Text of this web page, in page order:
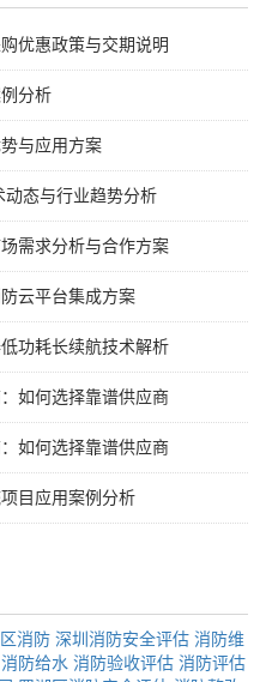
优惠政策与交期说明
分析
与应用方案
态与行业趋势分析
需求分析与合作方案
云平台集成方案
功耗长续航技术解析
如何选择靠谱供应商
如何选择靠谱供应商
目应用案例分析
消防 深圳消防安全评估 消防维
消防给水 消防验收评估 消防评估